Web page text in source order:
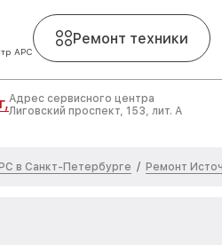
APC
Ремонт техники
Адрес сервисного центра
Лиговский проспект, 153, лит. А
в Санкт-Петербурге / Ремонт